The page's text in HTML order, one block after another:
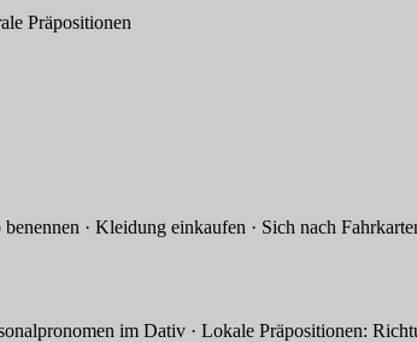
Präpositionen
· Kleidung einkaufen · Sich nach
im Dativ · Lokale Präpositionen: